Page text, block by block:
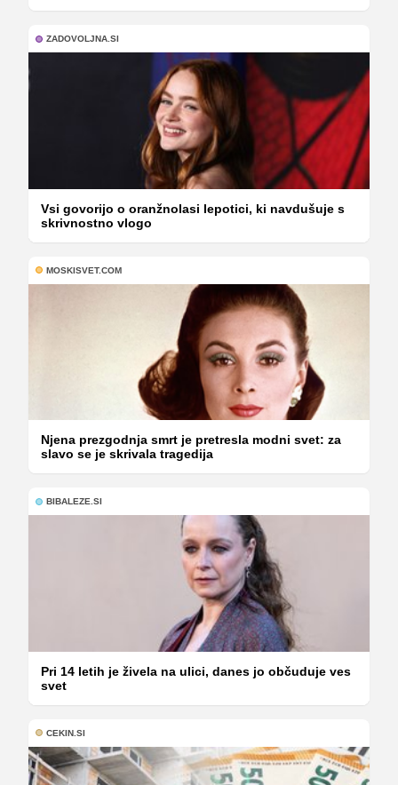
ZADOVOLJNA.SI
Vsi govorijo o oranžnolasi lepotici, ki navdušuje s
skrivnostno vlogo
MOSKISVET.COM
Njena prezgodnja smrt je pretresla modni svet: za
slavo se je skrivala tragedija
BIBALEZE.SI
Pri 14 letih je živela na ulici, danes jo občuduje ves
svet
CEKIN.SI